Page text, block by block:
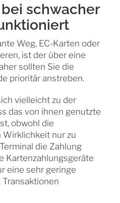
schwacher
Weg, EC-Karten oder
ist der über eine
sollten Sie die
prioritär anstreben.
vielleicht zu der
das von ihnen genutzte
obwohl die
nur zu
die Zahlung
Kartenzahlungsgeräte
eine sehr geringe